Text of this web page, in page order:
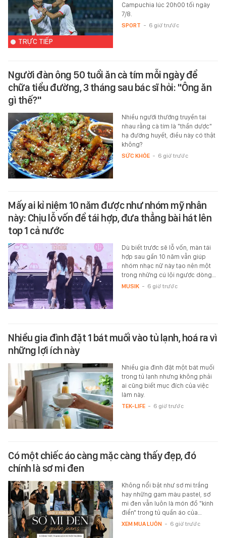
TRỰC TIẾP
Campuchia lúc 20h00 tối ngày
7/8.
SPORT - 6 giờ trước
Người đàn ông 50 tuổi ăn cà tím mỗi ngày để
chữa tiểu đường, 3 tháng sau bác sĩ hỏi: "Ông ăn
gì thế?"
Nhiều người thường truyền tai
nhau rằng cà tím là "thần dược"
hạ đường huyết, điều này có thật
không?
SỨC KHỎE - 6 giờ trước
Mấy ai kỉ niệm 10 năm được như nhóm mỹ nhân
này: Chịu lỗ vốn để tái hợp, đưa thẳng bài hát lên
top 1 cả nước
Dù biết trước sẽ lỗ vốn, màn tái
hợp sau gần 10 năm vẫn giúp
nhóm nhạc nữ này tạo nên một
trong những cú lội ngược dòng…
MUSIK - 6 giờ trước
Nhiều gia đình đặt 1 bát muối vào tủ lạnh, hoá ra vì
những lợi ích này
Nhiều gia đình đặt một bát muối
trong tủ lạnh nhưng không phải
ai cũng biết mục đích của việc
làm này.
TEK-LIFE - 6 giờ trước
Có một chiếc áo càng mặc càng thấy đẹp, đó
chính là sơ mi đen
Không nổi bật như sơ mi trắng
hay những gam màu pastel, sơ
mi đen vẫn luôn là món đồ "kinh
điển" trong tủ quần áo của…
XEM MUA LUÔN - 6 giờ trước